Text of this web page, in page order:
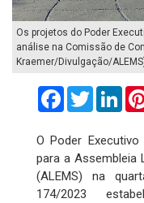
Os projetos do Poder
análise na Comissão de
Kraemer/Divulgação/
FacebookTwitter
O Poder
para a Assembleia
(ALEMS) na
174/2023